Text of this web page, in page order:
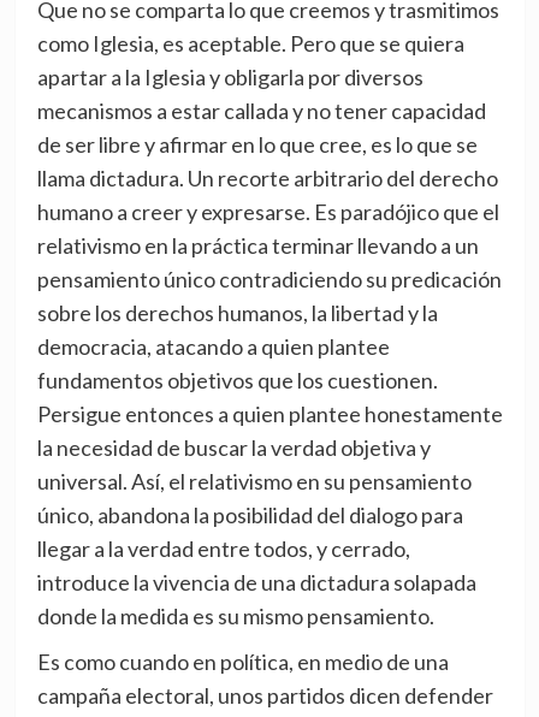
Que no se comparta lo que creemos y trasmitimos
como Iglesia, es aceptable. Pero que se quiera
apartar a la Iglesia y obligarla por diversos
mecanismos a estar callada y no tener capacidad
de ser libre y afirmar en lo que cree, es lo que se
llama dictadura. Un recorte arbitrario del derecho
humano a creer y expresarse. Es paradójico que el
relativismo en la práctica terminar llevando a un
pensamiento único contradiciendo su predicación
sobre los derechos humanos, la libertad y la
democracia, atacando a quien plantee
fundamentos objetivos que los cuestionen.
Persigue entonces a quien plantee honestamente
la necesidad de buscar la verdad objetiva y
universal. Así, el relativismo en su pensamiento
único, abandona la posibilidad del dialogo para
llegar a la verdad entre todos, y cerrado,
introduce la vivencia de una dictadura solapada
donde la medida es su mismo pensamiento.
Es como cuando en política, en medio de una
campaña electoral, unos partidos dicen defender